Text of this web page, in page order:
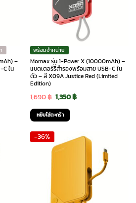
–
ใน
พร้อมจำหน่าย
Momax รุ่น 1-Power X (10000mAh) –
แบตเตอร์รี่สำรองพร้อมสาย USB-C ใน
ตัว – สี X09A Justice Red (Limited
Edition)
1,690฿ Original
price
was:
1,690 ฿.
1,350฿Current
1,350 ฿.
หยิบใส่ตะกร้า
-36%